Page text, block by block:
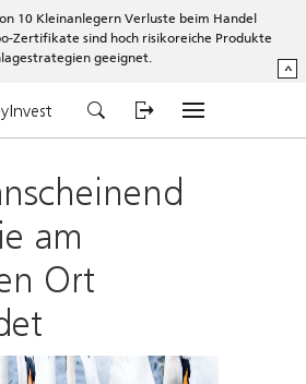
10 Kleinanlegern Verluste beim Handel
Zertifikate sind hoch risikoreiche Produkte
geeignet.
^
am
Ort